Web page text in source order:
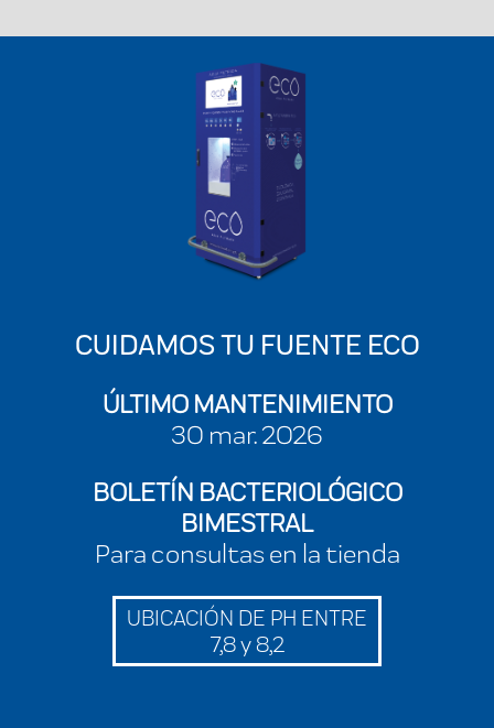
CUIDAMOS TU FUENTE ECO
ÚLTIMO MANTENIMIENTO
30 mar. 2026
BOLETÍN BACTERIOLÓGICO
BIMESTRAL
Para consultas en la tienda
UBICACIÓN DE PH ENTRE
7,8 y 8,2